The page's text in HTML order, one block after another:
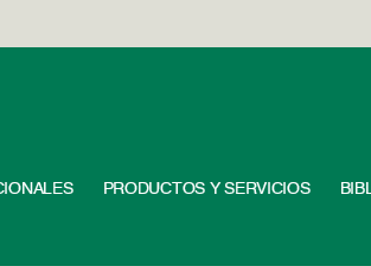
PRODUCTOS Y SERVICIOS